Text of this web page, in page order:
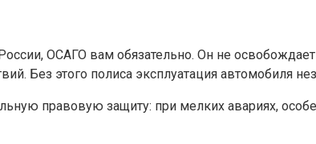
ОСАГО вам обязательно. Он не
Без этого полиса эксплуатация автомобиля
правовую защиту: при мелких авариях,